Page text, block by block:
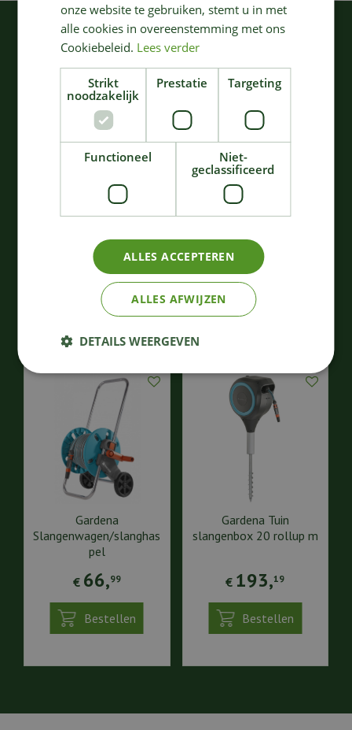
KIJK OOK EENS NAAR:
Gardena
rollup m/l wit
202,
Bestellen
Gardena assistcut
111
Bestellen
Gardena
Slangenwagen/slanghas
pel
€ 66,99
Bestellen
Gardena Tuin
slangenbox 20 rollup m
€ 193,19
Bestellen
onze website te gebruiken, stemt u in met
alle cookies in overeenstemming met ons
Cookiebeleid. Lees verder
Strikt
noodzakelijk
Prestatie Targeting
Functioneel
Niet-
geclassificeerd
ALLES ACCEPTEREN
ALLES AFWIJZEN
DETAILS WEERGEVEN